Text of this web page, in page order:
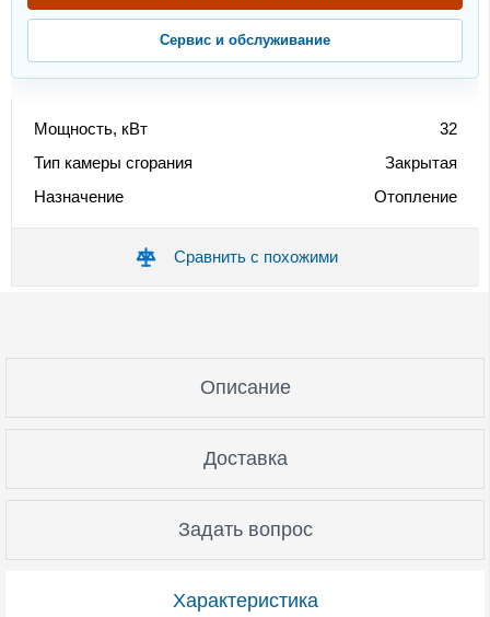
Сервис и обслуживание
Мощность, кВт
32
Тип камеры сгорания
Закрытая
Назначение
Отопление
Сравнить с похожими
Характеристика
Описание
Доставка
Задать вопрос